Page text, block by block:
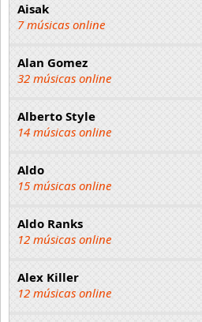
Aisak
7 músicas online
Alan Gomez
32 músicas online
Alberto Style
14 músicas online
Aldo
15 músicas online
Aldo Ranks
12 músicas online
Alex Killer
12 músicas online